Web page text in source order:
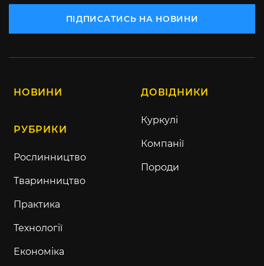
ПІДПИСАТИСЬ НА НОВИНИ
НОВИНИ
РУБРИКИ
Рослинництво
Тваринництво
Практика
Технології
Економіка
ДОВІДНИКИ
Куркулі
Компанії
Породи